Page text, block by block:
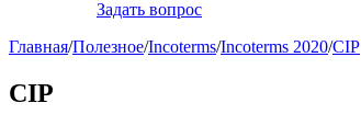
Задать вопрос
Главная/Полезное/Incoterms/Incoterms 2020/CIP
CIP